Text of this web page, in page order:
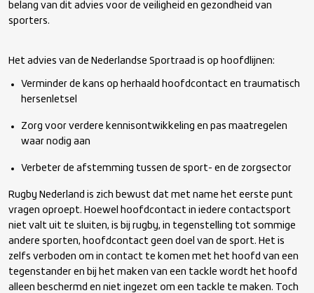
belang van dit advies voor de veiligheid en gezondheid van
sporters.
Het advies van de Nederlandse Sportraad is op hoofdlijnen:
Verminder de kans op herhaald hoofdcontact en traumatisch
hersenletsel
Zorg voor verdere kennisontwikkeling en pas maatregelen
waar nodig aan
Verbeter de afstemming tussen de sport- en de zorgsector
Rugby Nederland is zich bewust dat met name het eerste punt
vragen oproept. Hoewel hoofdcontact in iedere contactsport
niet valt uit te sluiten, is bij rugby, in tegenstelling tot sommige
andere sporten, hoofdcontact geen doel van de sport. Het is
zelfs verboden om in contact te komen met het hoofd van een
tegenstander en bij het maken van een tackle wordt het hoofd
alleen beschermd en niet ingezet om een tackle te maken. Toch